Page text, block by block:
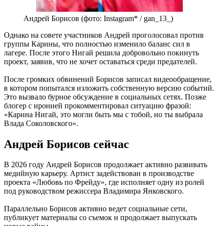
Андрей Борисов (фото: Instagram* / gan_13_)
Однако на совете участников Андрей проголосовал против
группы Карины, что полностью изменило баланс сил в
лагере. После этого Нигай решила добровольно покинуть
проект, заявив, что не хочет оставаться среди предателей.
После громких обвинений Борисов записал видеообращение,
в котором попытался изложить собственную версию событий.
Это вызвало бурное обсуждение в социальных сетях. Позже
блогер с иронией прокомментировал ситуацию фразой:
«Карина Нигай, это могли быть мы с тобой, но ты выбрала
Влада Соколовского».
Андрей Борисов сейчас
В 2026 году Андрей Борисов продолжает активно развивать
медийную карьеру. Артист задействован в производстве
проекта «Любовь по Фрейду», где исполняет одну из ролей
под руководством режиссера Владимира Янковского.
Параллельно Борисов активно ведет социальные сети,
публикует материалы со съемок и продолжает выпускать